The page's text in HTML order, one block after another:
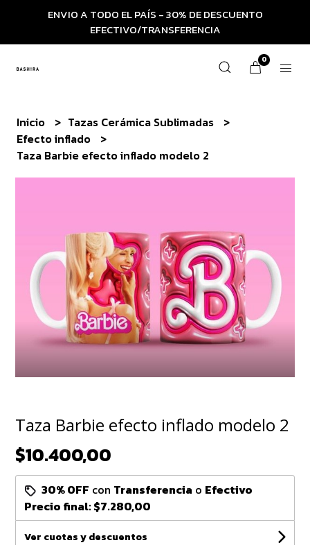
ENVIO A TODO EL PAÍS - 30% DE DESCUENTO
EFECTIVO/TRANSFERENCIA
0
Inicio
Tazas Cerámica Sublimadas
Efecto inflado
Taza Barbie efecto inflado modelo 2
Taza Barbie efecto inflado modelo 2
$10.400,00
30% OFF con Transferencia o Efectivo
Precio final:$7.280,00
Ver cuotas y descuentos